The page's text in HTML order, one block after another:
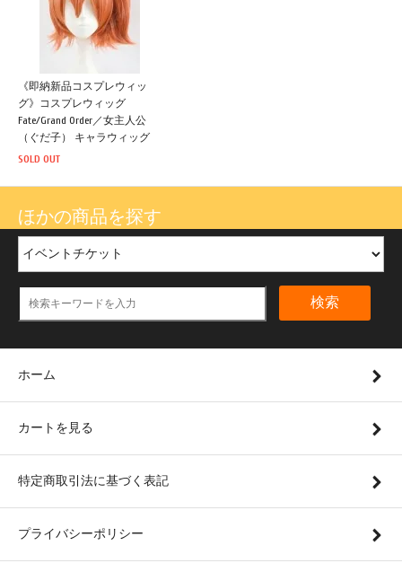
《即納新品コスプレウィッ
グ》コスプレウィッグ
Fate/Grand Order／女主人公
（ぐだ子） キャラウィッグ
SOLD OUT
ほかの商品を探す
検索
ホーム
カートを見る
特定商取引法に基づく表記
プライバシーポリシー